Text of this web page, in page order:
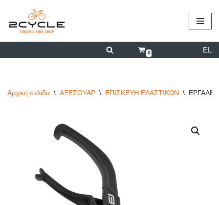
περιεχόμενο
Μεταπηδήστε
0 EL
Αρχική σελίδα \ ΑΞΕΣΟΥΑΡ \ ΕΠΙΣΚΕΥΗ ΕΛΑΣΤΙΚΩΝ \